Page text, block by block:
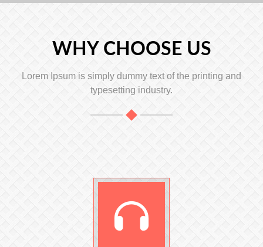
WHY CHOOSE US
Lorem Ipsum is simply dummy text of the printing and
typesetting industry.